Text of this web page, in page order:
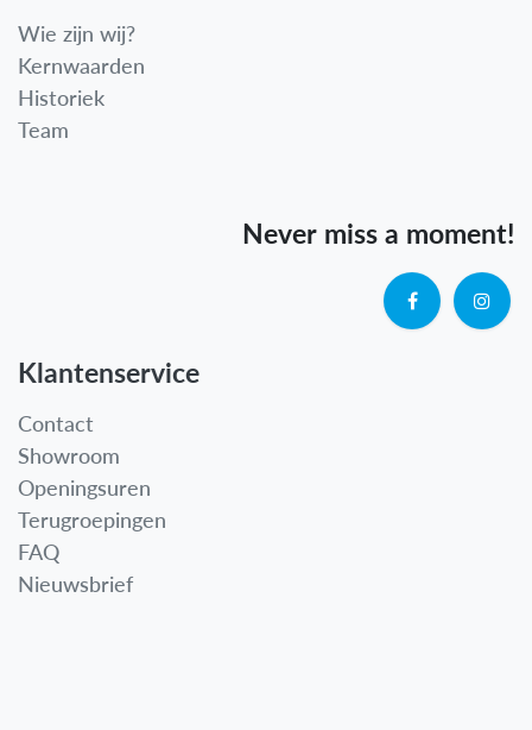
Wie zijn wij?
Kernwaarden
Historiek
Team
Never miss a moment!
Klantenservice
Contact
Showroom
Openingsuren
Terugroepingen
FAQ
Nieuwsbrief